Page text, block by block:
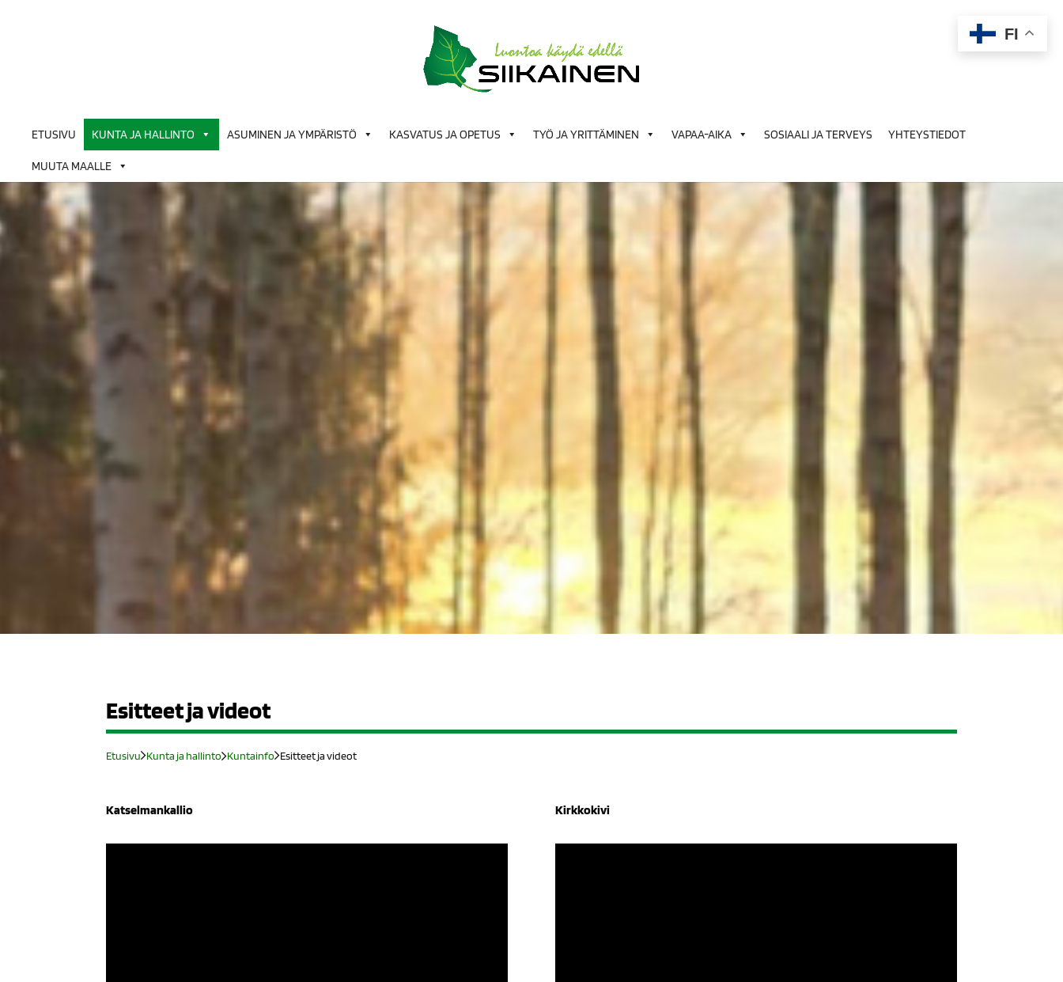
ETUSIVU KUNTA JA HALLINTO ASUMINEN JA YMPÄRISTÖ KASVATUS JA OPETUS TYÖ JA YRITTÄMINEN VAPAA-AIKA SOSIAALI JA TERVEYS YHTEYSTIEDOT
MUUTA MAALLE
Esitteet ja videot
Etusivu Kunta ja hallinto Kuntainfo Esitteet ja videot
Katselmankallio Kirkkokivi
FI